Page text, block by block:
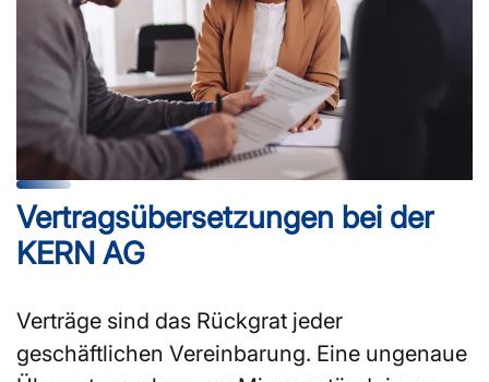
Vertrags­übersetzungen bei der
KERN AG
Verträge sind das Rückgrat jeder
geschäftlichen Vereinbarung. Eine ungenaue